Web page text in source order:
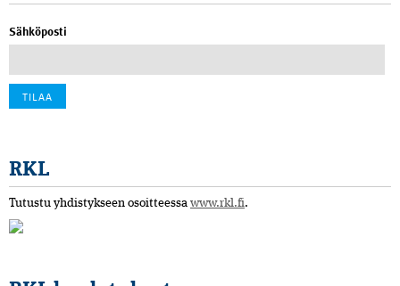
Sähköposti
RKL
Tutustu yhdistykseen osoitteessa www.rkl.fi.